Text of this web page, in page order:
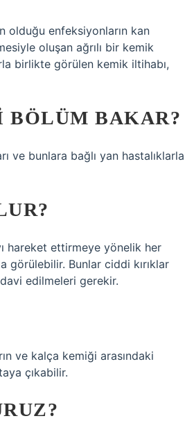
olduğu enfeksiyonların kan
oluşan ağrılı bir kemik
birlikte görülen kemik iltihabı,
BÖLÜM BAKAR?
ve bunlara bağlı yan hastalıklarla
hareket ettirmeye yönelik her
görülebilir. Bunlar ciddi kırıklar
edilmeleri gerekir.
ve kalça kemiği arasındaki
çıkabilir.